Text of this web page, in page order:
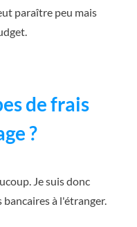
paraître peu mais
de frais
?
Je suis donc
à l'étranger.